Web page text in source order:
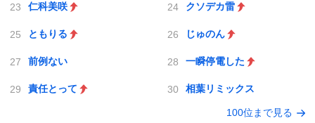
仁科美咲 クソデカ雷
ともりる じゅのん
前例ない 一瞬停電した
責任とって 相葉リミックス
100位まで見る